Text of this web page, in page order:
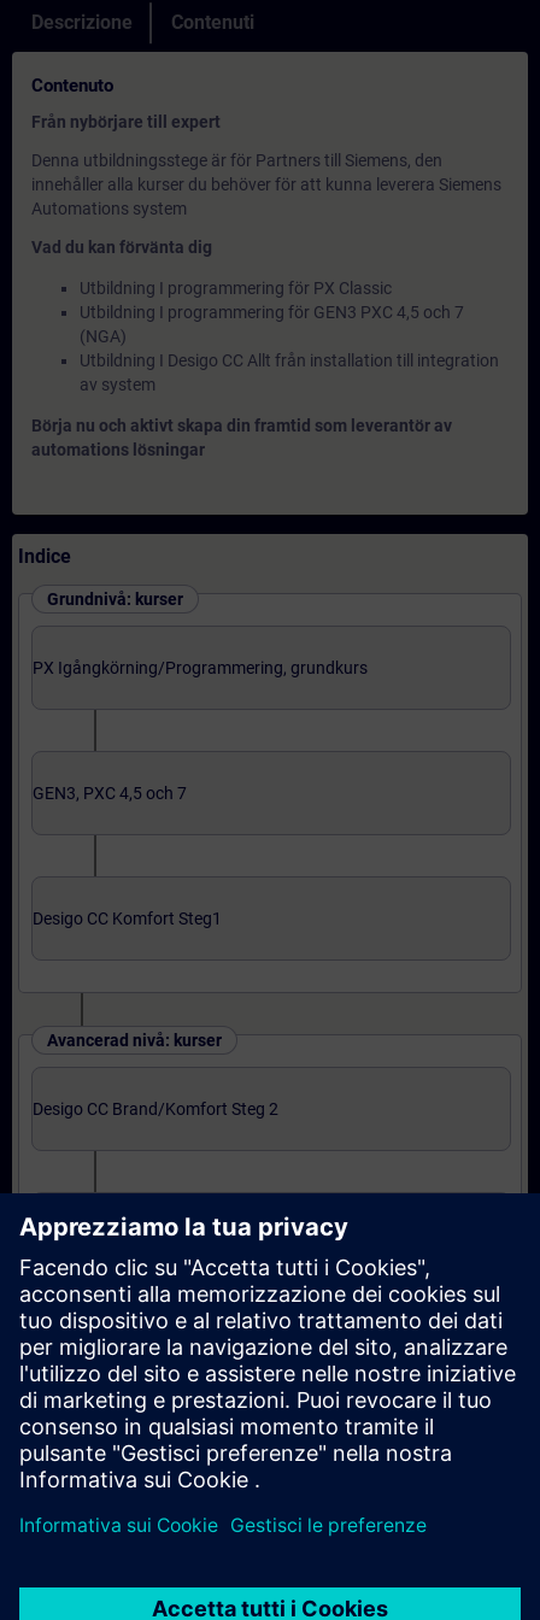
Descrizione Contenuti
Contenuto
Från nybörjare till expert
Denna utbildningsstege är för Partners till Siemens, den
innehåller alla kurser du behöver för att kunna leverera Siemens
Automations system
Vad du kan förvänta dig
Utbildning I programmering för PX Classic
Utbildning I programmering för GEN3 PXC 4,5 och 7
(NGA)
Utbildning I Desigo CC Allt från installation till integration
av system
Börja nu och aktivt skapa din framtid som leverantör av
automations lösningar
Indice
Grundnivå: kurser
PX Igångkörning/Programmering, grundkurs
GEN3, PXC 4,5 och 7
Desigo CC Komfort Steg1
Avancerad nivå: kurser
Desigo CC Brand/Komfort Steg 2
Grundkurs i Integrering
Expertnivå: kurser
Integration till Desigo CC